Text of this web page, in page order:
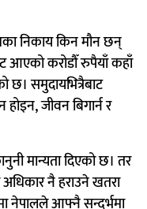
निकाय किन मौन छन्
आएको करोडौँ रुपैयाँ कहाँ
छ। समुदायभित्रैबाट
जीवन बिगार्न र
मान्यता दिएको छ। तर
नै हराउने खतरा
नेपालले आफ्नै सन्दर्भमा